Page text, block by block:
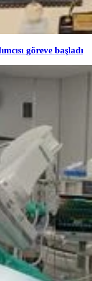
göreve başladı